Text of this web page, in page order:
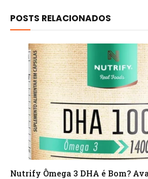
POSTS RELACIONADOS
Nutrify Ômega 3 DHA é Bom?